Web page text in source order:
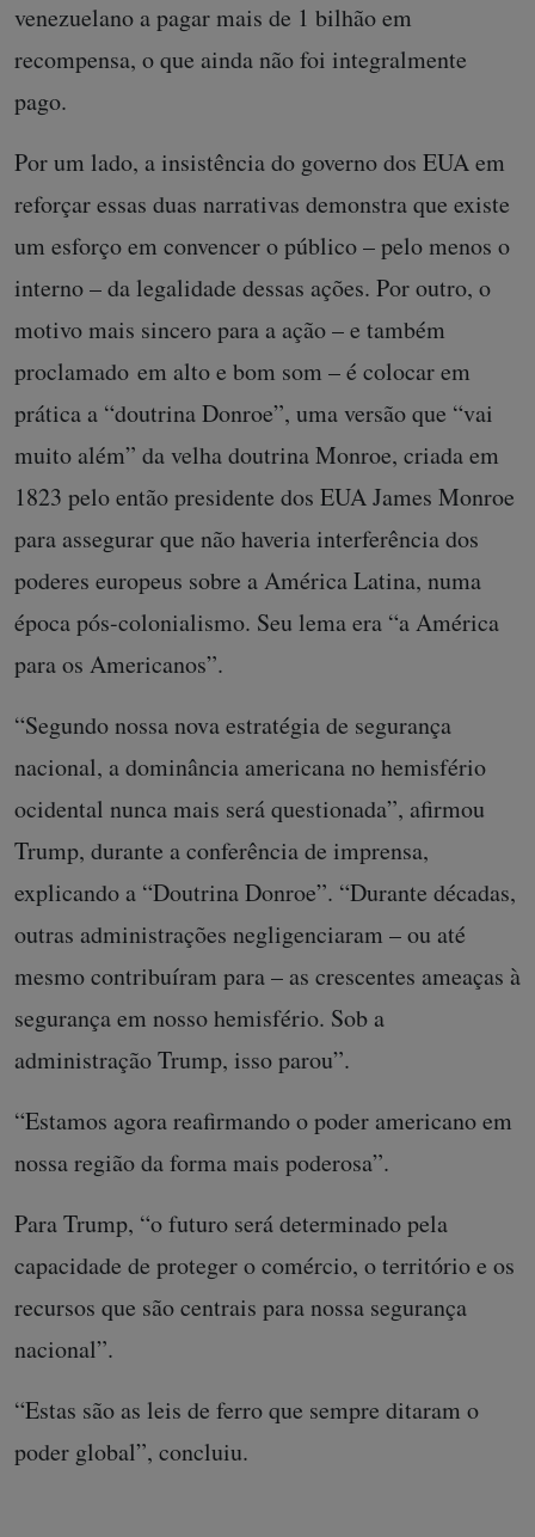
venezuelano a pagar mais de 1 bilhão em
recompensa, o que ainda não foi integralmente
pago.
Por um lado, a insistência do governo dos EUA em
reforçar essas duas narrativas demonstra que existe
um esforço em convencer o público – pelo menos o
interno – da legalidade dessas ações. Por outro, o
motivo mais sincero para a ação – e também
proclamado em alto e bom som – é colocar em
prática a “doutrina Donroe”, uma versão que “vai
muito além” da velha doutrina Monroe, criada em
1823 pelo então presidente dos EUA James Monroe
para assegurar que não haveria interferência dos
poderes europeus sobre a América Latina, numa
época pós-colonialismo. Seu lema era “a América
para os Americanos”.
“Segundo nossa nova estratégia de segurança
nacional, a dominância americana no hemisfério
ocidental nunca mais será questionada”, afirmou
Trump, durante a conferência de imprensa,
explicando a “Doutrina Donroe”. “Durante décadas,
outras administrações negligenciaram – ou até
mesmo contribuíram para – as crescentes ameaças à
segurança em nosso hemisfério. Sob a
administração Trump, isso parou”.
“Estamos agora reafirmando o poder americano em
nossa região da forma mais poderosa”.
Para Trump, “o futuro será determinado pela
capacidade de proteger o comércio, o território e os
recursos que são centrais para nossa segurança
nacional”.
“Estas são as leis de ferro que sempre ditaram o
poder global”, concluiu.